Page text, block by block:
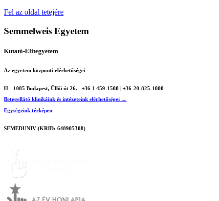
Fel az oldal tetejére
Semmelweis Egyetem
Kutató-Elitegyetem
Az egyetem központi elérhetőségei
H - 1085 Budapest, Üllői út 26.
+36 1 459-1500 | +36-20-825-1000
Betegellátó klinikáink és intézeteink elérhetőségei →
Egységeink térképen
SEMEDUNIV (KRID: 648905308)